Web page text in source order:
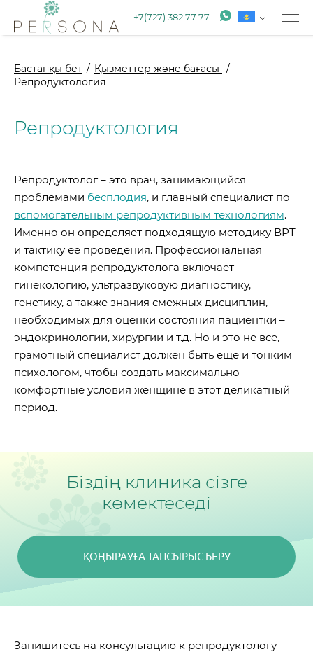
+7(727) 382 77 77
Бастапқы бет
Қызметтер және бағасы
Репродуктология
Репродуктология
Репродуктолог – это врач, занимающийся
проблемами бесплодия, и главный специалист по
вспомогательным репродуктивным технологиям.
Именно он определяет подходящую методику ВРТ
и тактику ее проведения. Профессиональная
компетенция репродуктолога включает
гинекологию, ультразвуковую диагностику,
генетику, а также знания смежных дисциплин,
необходимых для оценки состояния пациентки –
эндокринологии, хирургии и т.д. Но и это не все,
грамотный специалист должен быть еще и тонким
психологом, чтобы создать максимально
комфортные условия женщине в этот деликатный
период.
Біздің клиника сізге
көмектеседі
ҚОҢЫРАУҒА ТАПСЫРЫС БЕРУ
Запишитесь на консультацию к репродуктологу